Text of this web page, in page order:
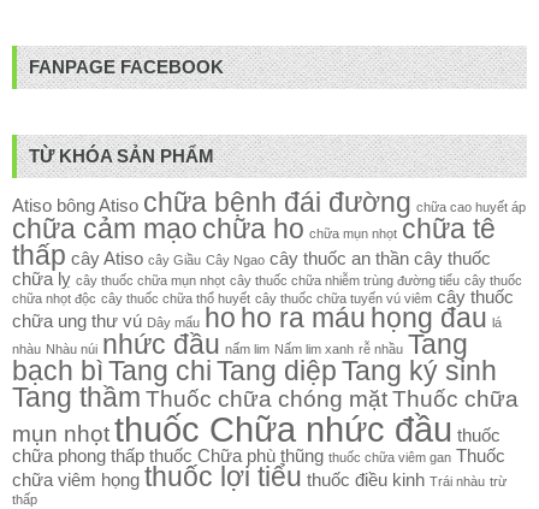
FANPAGE FACEBOOK
TỪ KHÓA SẢN PHẨM
Atiso bông Atiso chữa bệnh đái đường chữa cao huyết áp
chữa cảm mạo chữa ho chữa mụn nhọt chữa tê
thấp cây Atiso cây Giầu Cây Ngao cây thuốc an thần cây thuốc
chữa lỵ cây thuốc chữa mụn nhọt cây thuốc chữa nhiễm trùng đường tiểu cây thuốc
chữa nhọt độc cây thuốc chữa thổ huyết cây thuốc chữa tuyến vú viêm cây thuốc
chữa ung thư vú Dây mấu ho ho ra máu họng đau lá
nhàu Nhàu núi nhức đầu nấm lim Nấm lim xanh rễ nhầu Tang
bạch bì Tang chi Tang diệp Tang ký sinh
Tang thầm Thuốc chữa chóng mặtThuốc chữa
mụn nhọtthuốc Chữa nhức đầu thuốc
chữa phong thấp thuốc Chữa phù thũng thuốc chữa viêm gan Thuốc
chữa viêm họng thuốc lợi tiểu thuốc điều kinh Trái nhàu trừ
thấp